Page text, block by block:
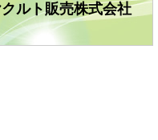
ルト販売株式会社